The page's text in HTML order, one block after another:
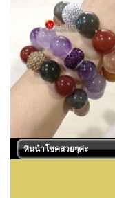
หินนำโชคสวยๆค่ะ